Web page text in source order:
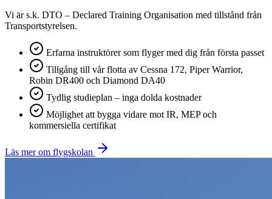
Vi är s.k. DTO – Declared Training Organisation med tillstånd från
Transportstyrelsen.
Erfarna instruktörer som flyger med dig från första passet
Tillgång till vår flotta av Cessna 172, Piper Warrior,
Robin DR400 och Diamond DA40
Tydlig studieplan – inga dolda kostnader
Möjlighet att bygga vidare mot IR, MEP och
kommersiella certifikat
Läs mer om flygskolan